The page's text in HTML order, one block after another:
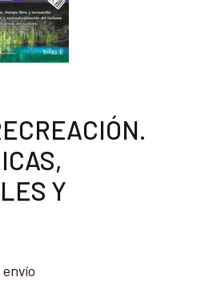
Y